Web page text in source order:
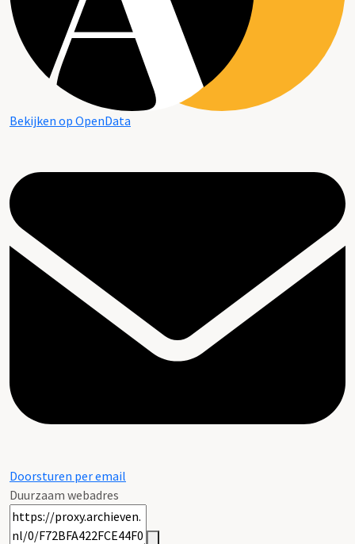
Bekijken op OpenData
Doorsturen per email
Duurzaam webadres